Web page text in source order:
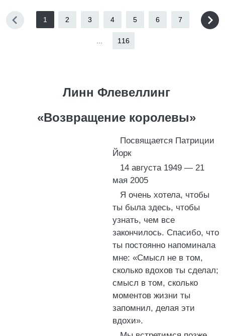
1 2 3 4 5 6 7
116
Линн Флевеллинг
«Возвращение королевы»
Посвящается Патриции
Йорк
14 августа 1949 — 21
мая 2005
Я очень хотела, чтобы
ты была здесь, чтобы
узнать, чем все
закончилось. Спасибо, что
ты постоянно напоминала
мне: «Смысл не в том,
сколько вдохов ты сделал;
смысл в том, сколько
моментов жизни ты
запомнил, делая эти
вдохи».